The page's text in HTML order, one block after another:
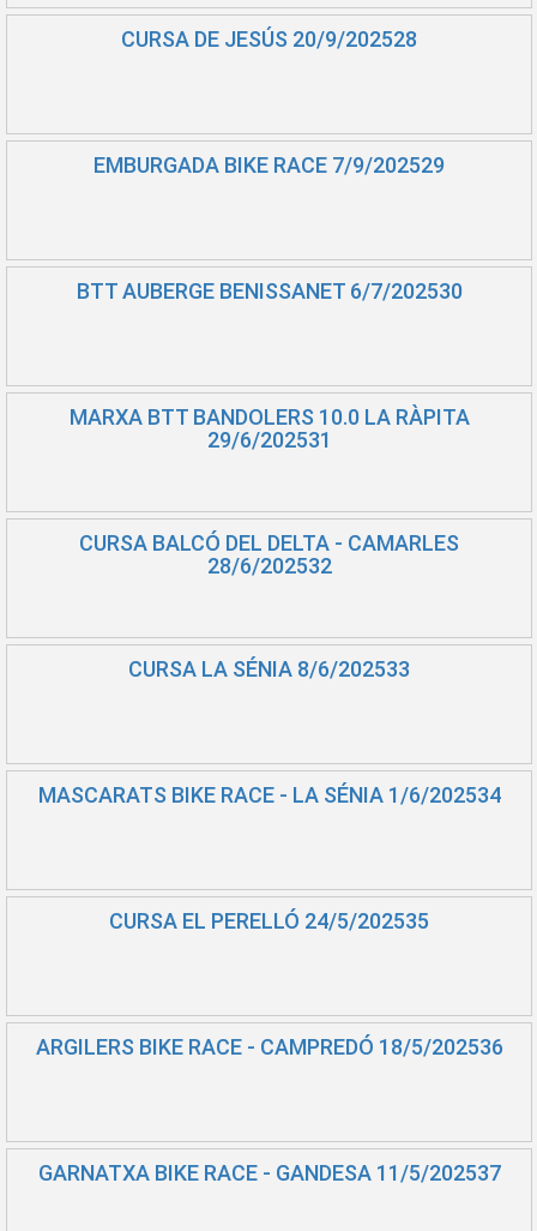
CURSA DE JESÚS 20/9/202528
EMBURGADA BIKE RACE 7/9/202529
BTT AUBERGE BENISSANET 6/7/202530
MARXA BTT BANDOLERS 10.0 LA RÀPITA
29/6/202531
CURSA BALCÓ DEL DELTA - CAMARLES
28/6/202532
CURSA LA SÉNIA 8/6/202533
MASCARATS BIKE RACE - LA SÉNIA 1/6/202534
CURSA EL PERELLÓ 24/5/202535
ARGILERS BIKE RACE - CAMPREDÓ 18/5/202536
GARNATXA BIKE RACE - GANDESA 11/5/202537